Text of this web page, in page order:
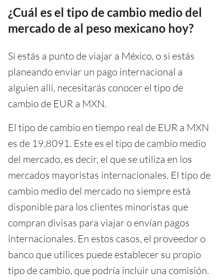
¿Cuál es el tipo de cambio medio del
mercado de al peso mexicano hoy?
Si estás a punto de viajar a México, o si estás
planeando enviar un pago internacional a
alguien allí, necesitarás conocer el tipo de
cambio de EUR a MXN.
El tipo de cambio en tiempo real de EUR a MXN
es de 19,8091. Este es el tipo de cambio medio
del mercado, es decir, el que se utiliza en los
mercados mayoristas internacionales. El tipo de
cambio medio del mercado no siempre está
disponible para los clientes minoristas que
compran divisas para viajar o envían pagos
internacionales. En estos casos, el proveedor o
banco que utilices puede establecer su propio
tipo de cambio, que podría incluir una comisión.